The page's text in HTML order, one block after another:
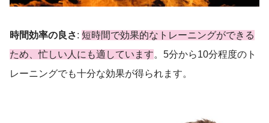
時間効率の良さ: 短時間で効果的なトレーニングができる
ため、忙しい人にも適しています。5分から10分程度のト
レーニングでも十分な効果が得られます。